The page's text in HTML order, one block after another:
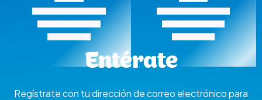
Entérate
Regístrate con tu dirección de correo electrónico para